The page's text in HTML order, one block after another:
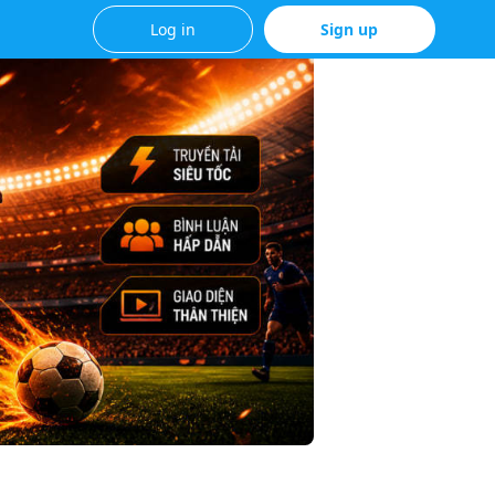
Log in Sign up